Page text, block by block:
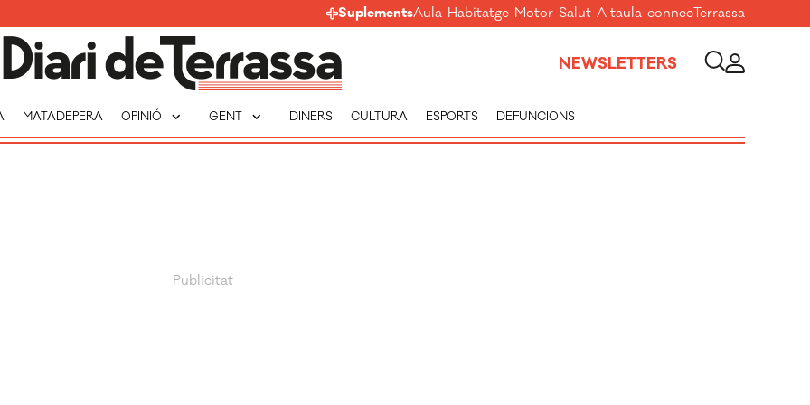
SuplementsAula-Habitatge-Motor-Salut-A taula-connecTerrassa
NEWSLETTERS
MATADEPERA OPINIÓ expand_more GENT expand_more DINERS CULTURA ESPORTS DEFUNCIONS